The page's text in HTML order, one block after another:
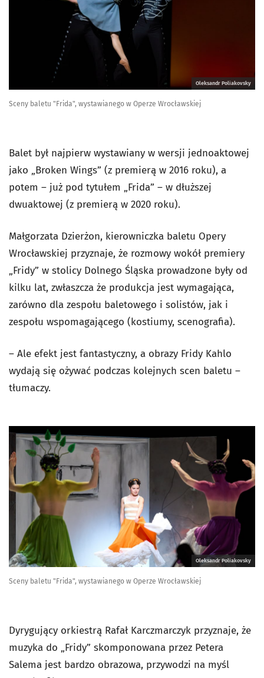
Oleksandr Poliakovsky
Sceny baletu "Frida", wystawianego w Operze Wrocławskiej
Balet był najpierw wystawiany w wersji jednoaktowej
jako „Broken Wings” (z premierą w 2016 roku), a
potem – już pod tytułem „Frida” – w dłuższej
dwuaktowej (z premierą w 2020 roku).
Małgorzata Dzierżon, kierowniczka baletu Opery
Wrocławskiej przyznaje, że rozmowy wokół premiery
„Fridy” w stolicy Dolnego Śląska prowadzone były od
kilku lat, zwłaszcza że produkcja jest wymagająca,
zarówno dla zespołu baletowego i solistów, jak i
zespołu wspomagającego (kostiumy, scenografia).
– Ale efekt jest fantastyczny, a obrazy Fridy Kahlo
wydają się ożywać podczas kolejnych scen baletu –
tłumaczy.
Oleksandr Poliakovsky
Sceny baletu "Frida", wystawianego w Operze Wrocławskiej
Dyrygujący orkiestrą Rafał Karczmarczyk przyznaje, że
muzyka do „Fridy” skomponowana przez Petera
Salema jest bardzo obrazowa, przywodzi na myśl